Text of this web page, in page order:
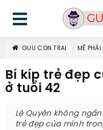
GUU CON TRAI MÊ PHÁI
Bí kíp trẻ đẹp
ở tuổi 42
Lệ Quyên không
trẻ đẹp của mình